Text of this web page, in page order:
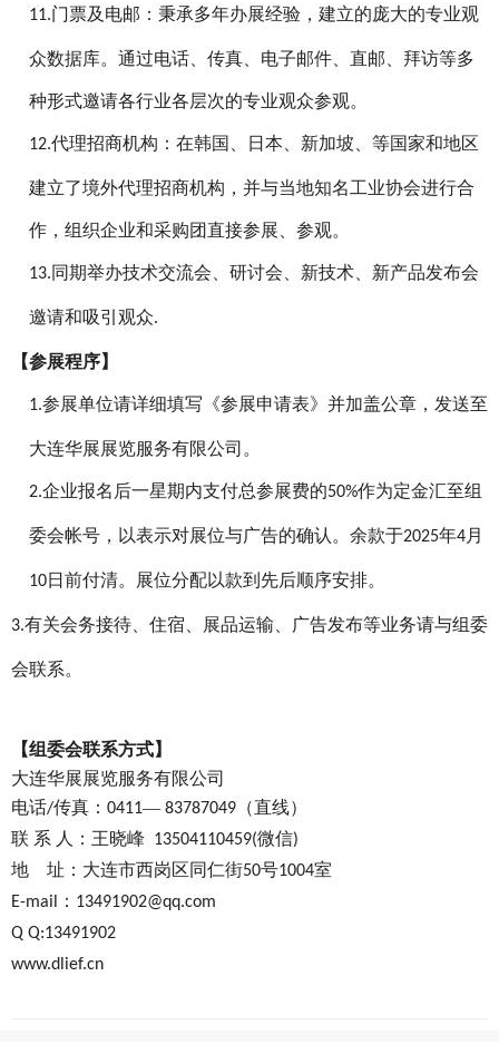
11.门票及电邮：秉承多年办展经验，建立的庞大的专业观
众数据库。通过电话、传真、电子邮件、直邮、拜访等多
种形式邀请各行业各层次的专业观众参观。
12.代理招商机构：在韩国、日本、新加坡、等国家和地区
建立了境外代理招商机构，并与当地知名工业协会进行合
作，组织企业和采购团直接参展、参观。
13.同期举办技术交流会、研讨会、新技术、新产品发布会
邀请和吸引观众.
【参展程序】
1.参展单位请详细填写《参展申请表》并加盖公章，发送至
大连华展展览服务有限公司。
2.企业报名后一星期内支付总参展费的50%作为定金汇至组
委会帐号，以表示对展位与广告的确认。余款于2025年4月
10日前付清。展位分配以款到先后顺序安排。
3.有关会务接待、住宿、展品运输、广告发布等业务请与组委
会联系。
【组委会联系方式】
大连华展展览服务有限公司
电话/传真： 0411— 83787049 （直线）
联 系 人：王晓峰 13504110459(微信)
地 址：大连市西岗区同仁街50号1004室
E-mail ： 13491902@qq.com
Q Q:13491902
www.dlief.cn